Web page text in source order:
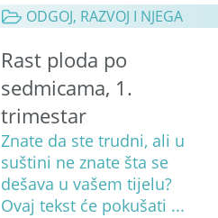
ODGOJ, RAZVOJ I NJEGA
Rast ploda po
sedmicama, 1.
trimestar
Znate da ste trudni, ali u
suštini ne znate šta se
dešava u vašem tijelu?
Ovaj tekst će pokušati ...